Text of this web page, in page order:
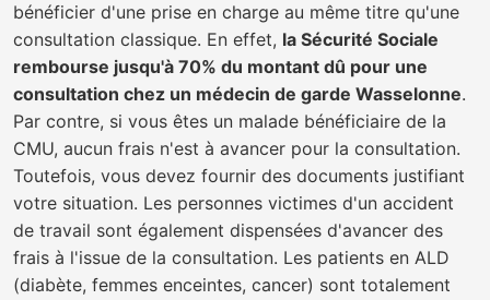
bénéficier d'une prise en charge au même titre qu'une
consultation classique. En effet, la Sécurité Sociale
rembourse jusqu'à 70% du montant dû pour une
consultation chez un médecin de garde Wasselonne.
Par contre, si vous êtes un malade bénéficiaire de la
CMU, aucun frais n'est à avancer pour la consultation.
Toutefois, vous devez fournir des documents justifiant
votre situation. Les personnes victimes d'un accident
de travail sont également dispensées d'avancer des
frais à l'issue de la consultation. Les patients en ALD
(diabète, femmes enceintes, cancer) sont totalement